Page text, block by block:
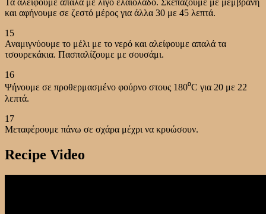
και αφήνουμε σε ζεστό μέρος για άλλα 30 με 45 λεπτά.
15
Αναμιγνύουμε το μέλι με το νερό και αλείφουμε απαλά τα
τσουρεκάκια. Πασπαλίζουμε με σουσάμι.
16
Ψήνουμε σε προθερμασμένο φούρνο στους 180⁰C για 20 με 22
λεπτά.
17
Μεταφέρουμε πάνω σε σχάρα μέχρι να κρυώσουν.
Recipe Video